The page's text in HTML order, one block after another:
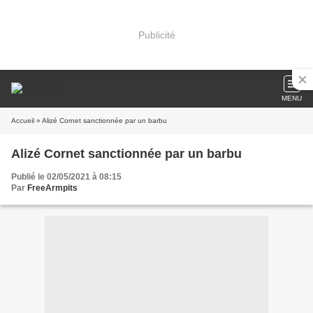
Publicité
MENU
Accueil » Alizé Cornet sanctionnée par un barbu
Alizé Cornet sanctionnée par un barbu
Publié le 02/05/2021 à 08:15
Par FreeArmpits